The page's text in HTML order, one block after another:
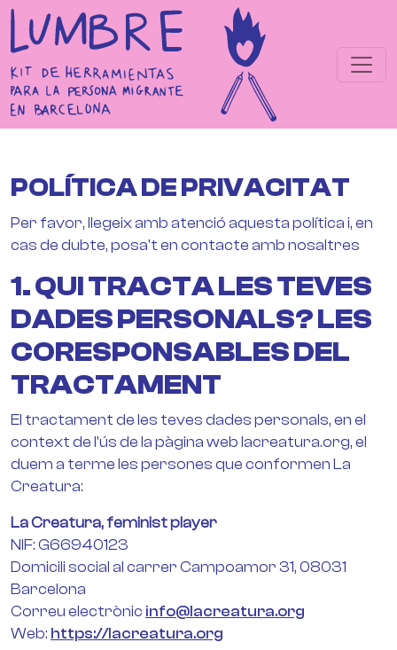
Pasar al contenido principal
POLÍTICA DE PRIVACITAT
Per favor, llegeix amb atenció aquesta política i, en
cas de dubte, posa't en contacte amb nosaltres
1. QUI TRACTA LES TEVES
DADES PERSONALS? LES
CORESPONSABLES DEL
TRACTAMENT
El tractament de les teves dades personals, en el
context de l'ús de la pàgina web lacreatura.org, el
duem a terme les persones que conformen La
Creatura:
La Creatura, feminist player
NIF: G66940123
Domicili social al carrer Campoamor 31, 08031
Barcelona
Correu electrònic info@lacreatura.org
Web: https://lacreatura.org